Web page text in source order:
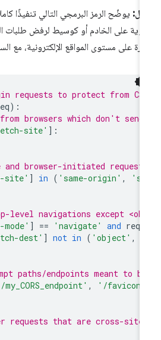
يوضّح الرمز البرمجي التالي تنفيذًا كاملاً
على الخادم أو كوسيط لرفض طلبات
على مستوى المواقع الإلكترونية، مع
requests to protect from
(req
from browsers which don't send
fetch-site'
and browser-initiated
site'] in ('same-origin' ,
level navigations except
mode'] == 'navigate' and
fetch-dest'] not in ('object'
paths/endpoints meant to
('/my_CORS_endpoint' , '/
requests that are cross-site